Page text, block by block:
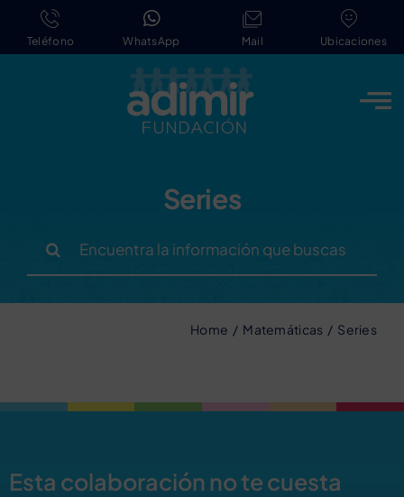
Saltar
contenido
Teléfono WhatsApp Mail Ubicaciones
Series
Home Matemáticas Series
Esta colaboración no te cuesta